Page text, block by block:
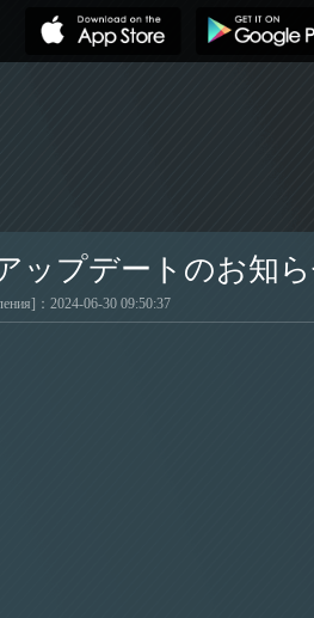
ップデートのお知
：2024-06-30 09:50:37